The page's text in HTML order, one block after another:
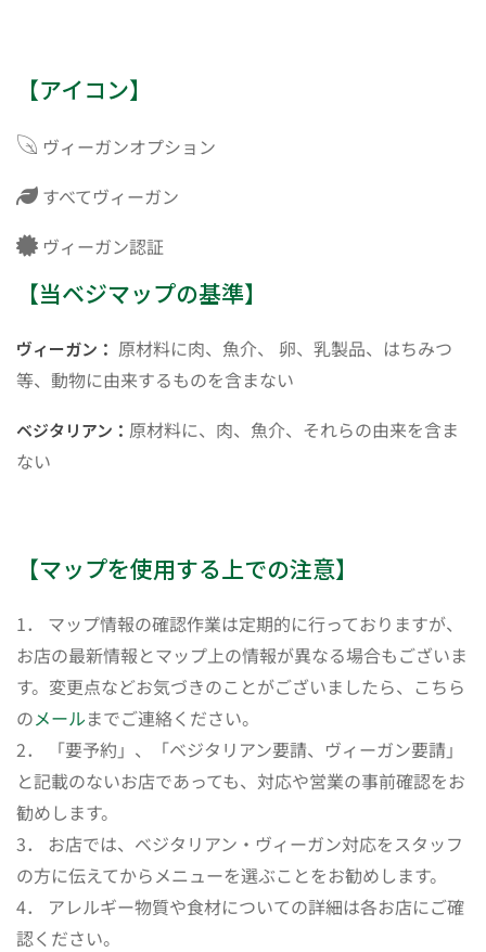
【アイコン】
ヴィーガンオプション
すべてヴィーガン
ヴィーガン認証
【当ベジマップの基準】
ヴィーガン： 原材料に肉、魚介、 卵、乳製品、はちみつ
等、動物に由来するものを含まない
ベジタリアン： 原材料に、肉、魚介、それらの由来を含ま
ない
【マップを使用する上での注意】
1． マップ情報の確認作業は定期的に行っておりますが、
お店の最新情報とマップ上の情報が異なる場合もございま
す。変更点などお気づきのことがございましたら、こちら
のメールまでご連絡ください。
2． 「要予約」、「ベジタリアン要請、ヴィーガン要請」
と記載のないお店であっても、対応や営業の事前確認をお
勧めします。
3． お店では、ベジタリアン・ヴィーガン対応をスタッフ
の方に伝えてからメニューを選ぶことをお勧めします。
4． アレルギー物質や食材についての詳細は各お店にご確
認ください。